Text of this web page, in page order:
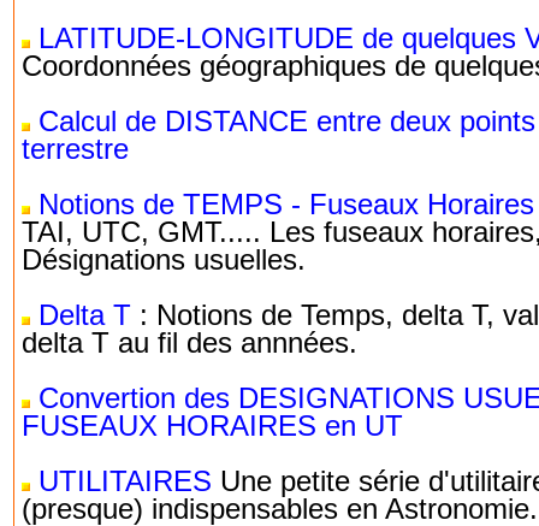
LATITUDE-LONGITUDE de quelques
Coordonnées géographiques de
Calcul de DISTANCE entre deux
terrestre
Notions de TEMPS - Fuseaux Horaires
TAI, UTC, GMT..... Les fuseaux
Désignations usuelles.
Delta T : Notions de Temps, delta T,
delta T au fil des annnées.
Convertion des DESIGNATIONS
FUSEAUX HORAIRES en UT
UTILITAIRES Une petite série
(presque) indispensables en Astronomie.